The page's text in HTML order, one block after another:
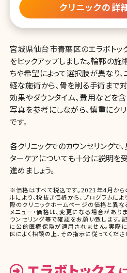
クリニックの詳
宮城県仙台市青葉区のエラボトッ
をピックアップしました。輪郭の施
ちや希望によって選択肢が異なり、
軽な施術から、骨を削る手術まで
効果やダウンタイム、費用などを
写真を参考にしながら、慎重にク
です。
各クリニックでのカウンセリングで
ターケアについても十分に説明を
進めましょう。
※価格はすべて税込です。2021年4月か
ルにより、税抜き価格から、プログラムに
際のクリニックホームページの価格と異な
メニュー・価格は、変更になる場合があり
ウンセリング等で確認をお願い致します。
に公的医療保険が適用されません。実際
医によく相談の上、その指示に従ってくださ